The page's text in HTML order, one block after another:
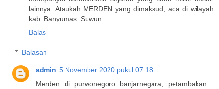
lainnya. Ataukah MERDEN yang dimaksud, ada di wilayah
kab. Banyumas. Suwun
Balas
Balasan
admin 5 November 2020 pukul 07.18
Merden di purwonegoro banjarnegara, petambakan